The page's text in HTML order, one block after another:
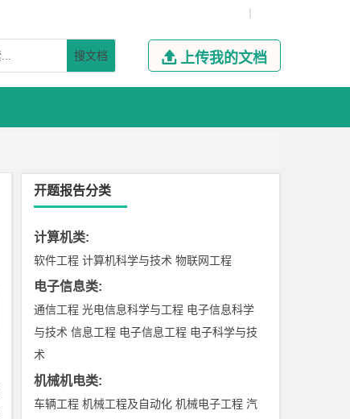
|
搜文档  上传我的文档
开题报告分类
计算机类:
软件工程 计算机科学与技术 物联网工程
电子信息类:
通信工程 光电信息科学与工程 电子信息科学
与技术 信息工程 电子信息工程 电子科学与技
术
机械机电类:
车辆工程 机械工程及自动化 机械电子工程 汽